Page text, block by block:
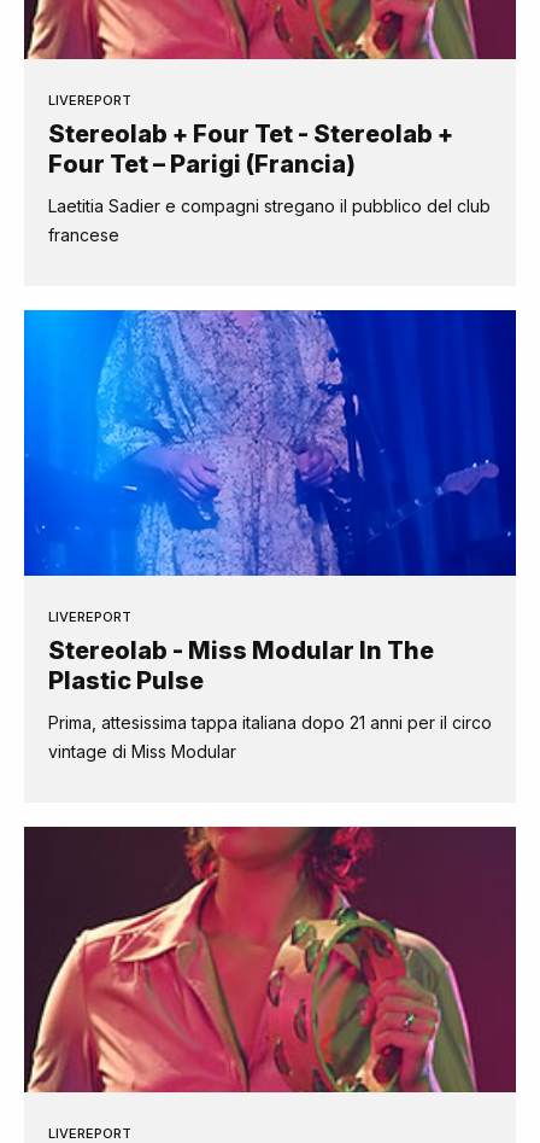
LIVEREPORT
Stereolab + Four Tet - Stereolab +
Four Tet – Parigi (Francia)
Laetitia Sadier e compagni stregano il pubblico del club
francese
LIVEREPORT
Stereolab - Miss Modular In The
Plastic Pulse
Prima, attesissima tappa italiana dopo 21 anni per il circo
vintage di Miss Modular
LIVEREPORT